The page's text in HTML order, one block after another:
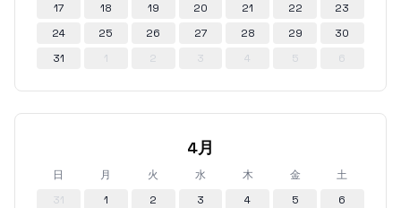
17
18 19 20 21 22
23
24
25 26 27 28 29
30
31
1 2 3 4 5 6
4月
日 月 火 水 木 金
土
31
1 2 3 4 5
6